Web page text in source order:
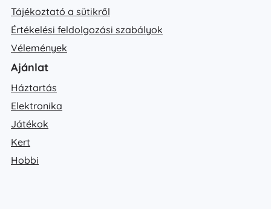
Tájékoztató a sütikről
Értékelési feldolgozási szabályok
Vélemények
Ajánlat
Háztartás
Elektronika
Játékok
Kert
Hobbi